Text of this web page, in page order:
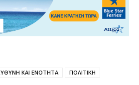
ΚΑΙ ΕΝΟΤΗΤΑ ΠΟΛΙΤΙΚΗ